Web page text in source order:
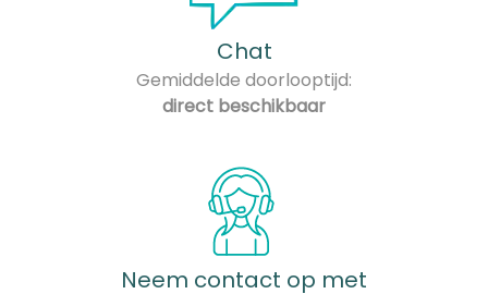
Chat
Gemiddelde doorlooptijd:
direct beschikbaar
Neem contact op met